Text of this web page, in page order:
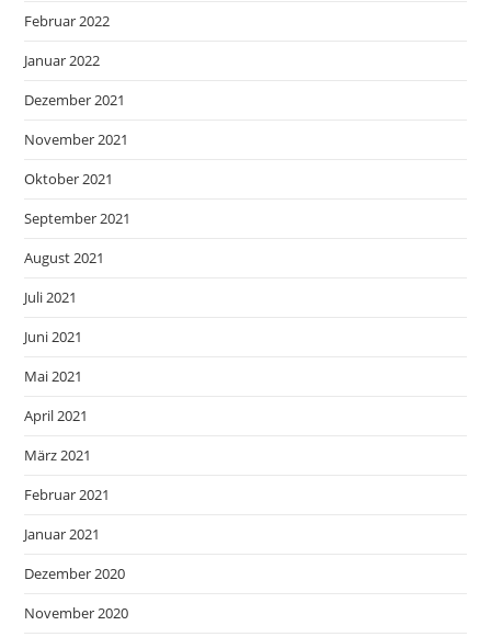
Februar 2022
Januar 2022
Dezember 2021
November 2021
Oktober 2021
September 2021
August 2021
Juli 2021
Juni 2021
Mai 2021
April 2021
März 2021
Februar 2021
Januar 2021
Dezember 2020
November 2020